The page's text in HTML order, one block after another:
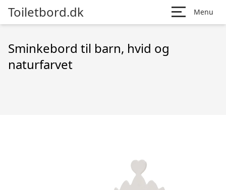
Toiletbord.dk Menu
Sminkebord til barn, hvid og
naturfarvet